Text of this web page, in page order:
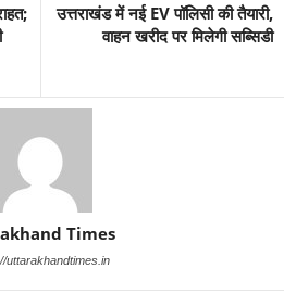
उत्तराखंड में नई EV पॉलिसी की तैयारी,
वाहन खरीद पर मिलेगी सब्सिडी
Times
uttarakhandtimes.in